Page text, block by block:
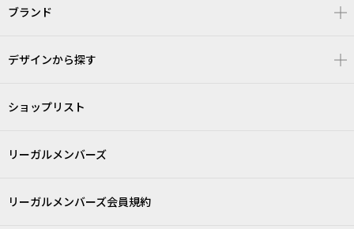
ブランド
デザインから探す
ショップリスト
リーガルメンバーズ
リーガルメンバーズ会員規約